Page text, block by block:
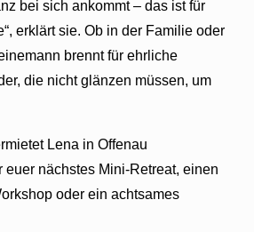
bei sich ankommt – das ist für
erklärt sie. Ob in der Familie oder
brennt für ehrliche
die nicht glänzen müssen, um
Lena in Offenau
euer nächstes Mini-Retreat, einen
oder ein achtsames